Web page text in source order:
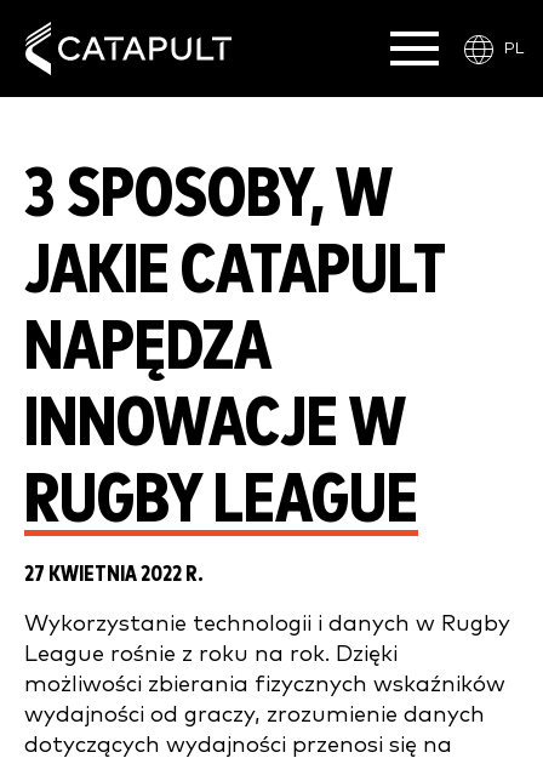
PL
3 SPOSOBY, W
JAKIE CATAPULT
NAPĘDZA
INNOWACJE W
RUGBY LEAGUE
27 KWIETNIA 2022 R.
Wykorzystanie technologii i danych w Rugby
League rośnie z roku na rok. Dzięki
możliwości zbierania fizycznych wskaźników
wydajności od graczy, zrozumienie danych
dotyczących wydajności przenosi się na